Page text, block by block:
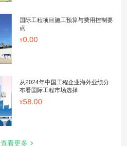
国际工程项目施工预算与费用控制要
点
0.00
从2024年中国工程企业海外业绩分
布看国际工程市场选择
58.00
查看更多